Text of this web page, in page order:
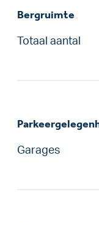
Bergruimte
Totaal aantal
Garages